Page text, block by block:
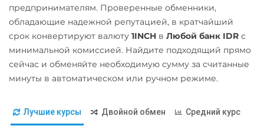
Qtum
Ravencoin (RVN)
Ripple (XRP)
Shib
ERC20
Solana (SOL)
StableUSD (USDS)
Почта Банк RUB
Промсвязьбанк RUB
Райффайзен
RUB
Росбанк RUB
Россельхоз банк RUB
Приват24
EUR
ПУМБ UAH
Райффайзен
Счет ИП/ООО
предпринимателям. Проверенные обменники,
обладающие надежной репутацией, в кратчайший
срок конвертируют валюту 1INCH в Любой банк IDR с
минимальной комиссией. Найдите подходящий прямо
сейчас и обменяйте необходимую сумму за считанные
минуты в автоматическом или ручном режиме.
Лучшие курсы Двойной обмен Средний курс